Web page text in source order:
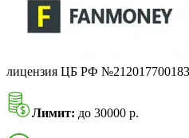
лицензия ЦБ РФ
Лимит: до 30000 р.